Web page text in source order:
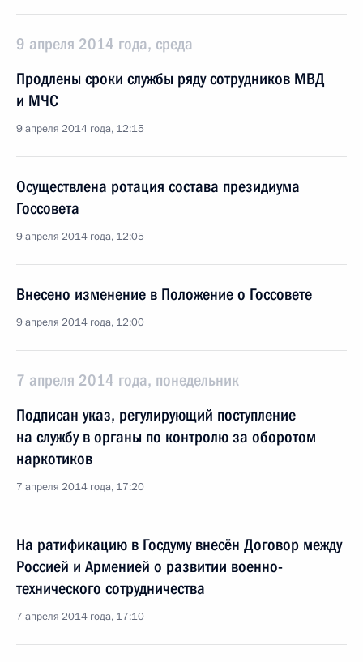
9 апреля 2014 года, среда
Продлены сроки службы ряду сотрудников МВД
и МЧС
9 апреля 2014 года, 12:15
Осуществлена ротация состава президиума
Госсовета
9 апреля 2014 года, 12:05
Внесено изменение в Положение о Госсовете
9 апреля 2014 года, 12:00
7 апреля 2014 года, понедельник
Подписан указ, регулирующий поступление
на службу в органы по контролю за оборотом
наркотиков
7 апреля 2014 года, 17:20
На ратификацию в Госдуму внесён Договор между
Россией и Арменией о развитии военно-
технического сотрудничества
7 апреля 2014 года, 17:10